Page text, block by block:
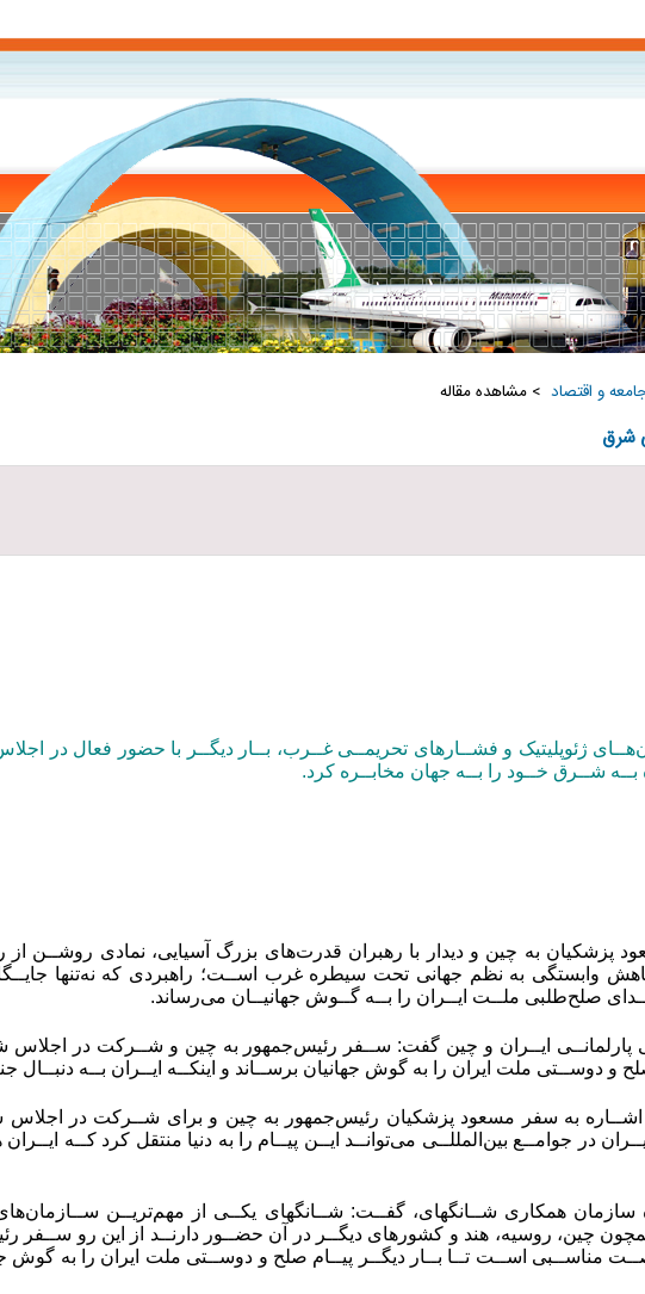
و اقتصاد > مشاهده مقاله
شرق
ژئوپلیتیک و فشــارهای تحریمــی غــرب، بــار دیگــر با حضور فعال در
بــه شــرق خــود را بــه جهان مخابــره کرد.
به چین و دیدار با رهبران قدرت‌های بزرگ آسیایی، نمادی روشــن از
وابستگی به نظم جهانی تحت سیطره غرب اســت؛ راهبردی که نه‌تنها جایــگاه
صلح‌طلبی ملــت ایــران را بــه گــوش جهانیــان می‌رساند.
پارلمانــی ایــران و چین گفت: ســفر رئیس‌جمهور به چین و شــرکت در اجلاس
صلح و دوســتی ملت ایران را به گوش جهانیان برســاند و اینکــه ایــران بــه دنبــال
اشــاره به سفر مسعود پزشکیان رئیس‌جمهور به چین و برای شــرکت در اجلاس
در جوامــع بین‌المللــی می‌توانــد ایــن پیــام را به دنیا منتقل کرد کــه
سازمان همکاری شــانگهای، گفــت: شــانگهای یکــی از مهم‌تریــن
چین، روسیه، هند و کشورهای دیگــر در آن حضــور دارنــد از این رو ســفر
مناســبی اســت تــا بــار دیگــر پیــام صلح و دوســتی ملت ایران را به گوش